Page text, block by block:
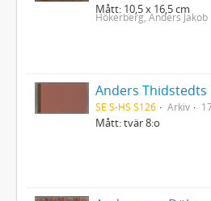
Mått: 10,5 x 16,5 cm
Hökerberg, Anders Jakob
Anders
SE S-HS S126 Arkiv
Mått: tvär 8:o